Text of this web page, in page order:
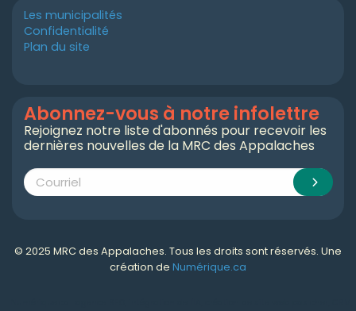
Les municipalités
Confidentialité
Plan du site
Abonnez-vous à notre infolettre
Rejoignez notre liste d'abonnés pour recevoir les
dernières nouvelles de la MRC des Appalaches
© 2025 MRC des Appalaches. Tous les droits sont réservés. Une
création de Numérique.ca